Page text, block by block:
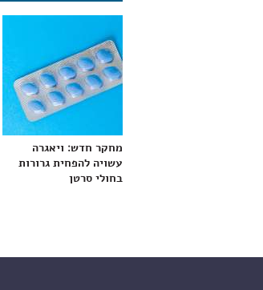
מחקר חדש: ויאגרה
עשויה להפחית גרורות
בחולי סרטן